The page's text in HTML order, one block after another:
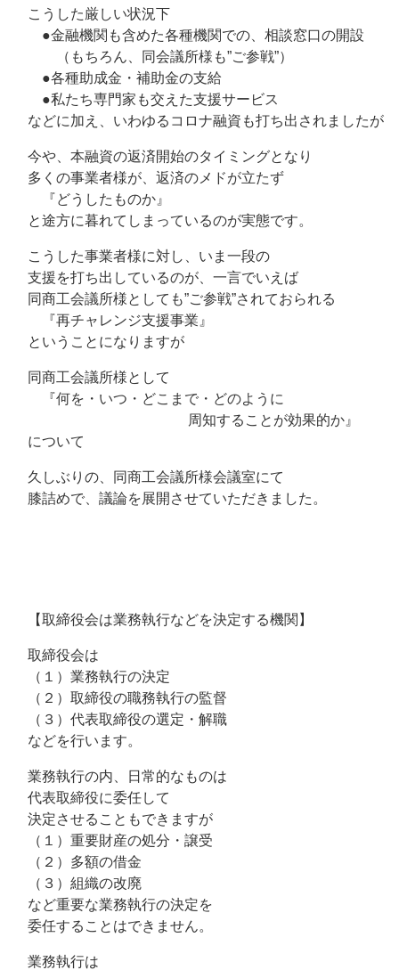
こうした厳しい状況下
●金融機関も含めた各種機関での、相談窓口の開設
（もちろん、同会議所様も”ご参戦”）
●各種助成金・補助金の支給
●私たち専門家も交えた支援サービス
などに加え、いわゆるコロナ融資も打ち出されましたが
今や、本融資の返済開始のタイミングとなり
多くの事業者様が、返済のメドが立たず
『どうしたものか』
と途方に暮れてしまっているのが実態です。
こうした事業者様に対し、いま一段の
支援を打ち出しているのが、一言でいえば
同商工会議所様としても”ご参戦”されておられる
『再チャレンジ支援事業』
ということになりますが
同商工会議所様として
『何を・いつ・どこまで・どのように
周知することが効果的か』
について
久しぶりの、同商工会議所様会議室にて
膝詰めで、議論を展開させていただきました。
【取締役会は業務執行などを決定する機関】
取締役会は
（１）業務執行の決定
（２）取締役の職務執行の監督
（３）代表取締役の選定・解職
などを行います。
業務執行の内、日常的なものは
代表取締役に委任して
決定させることもできますが
（１）重要財産の処分・譲受
（２）多額の借金
（３）組織の改廃
など重要な業務執行の決定を
委任することはできません。
業務執行は